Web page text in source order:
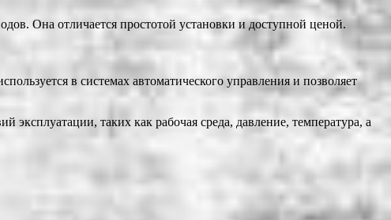
Она отличается простотой установки и доступной ценой.
в системах автоматического управления и позволяет
таких как рабочая среда, давление, температура, а